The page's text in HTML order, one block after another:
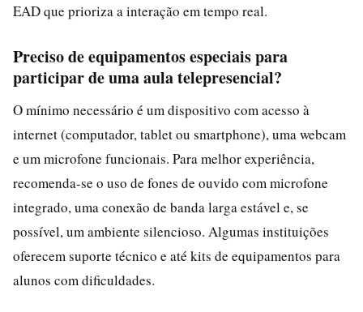
EAD que prioriza a interação em tempo real.
Preciso de equipamentos especiais para
participar de uma aula telepresencial?
O mínimo necessário é um dispositivo com acesso à
internet (computador, tablet ou smartphone), uma webcam
e um microfone funcionais. Para melhor experiência,
recomenda-se o uso de fones de ouvido com microfone
integrado, uma conexão de banda larga estável e, se
possível, um ambiente silencioso. Algumas instituições
oferecem suporte técnico e até kits de equipamentos para
alunos com dificuldades.